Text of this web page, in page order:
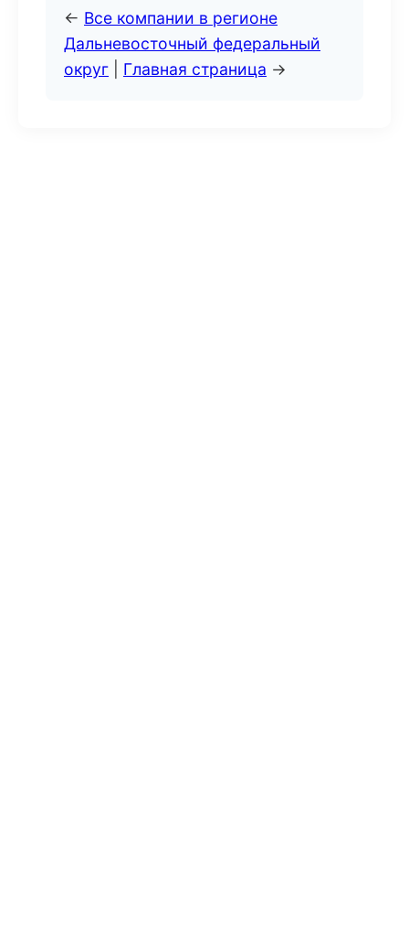
← Все компании в регионе
Дальневосточный федеральный
округ
Главная страница →